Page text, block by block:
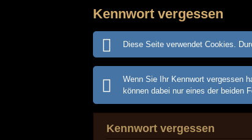
Kennwort vergessen
Diese Seite verwendet Cookies.
Wenn Sie Ihr Kennwort vergessen
können dabei nur eines der beiden
Kennwort vergessen